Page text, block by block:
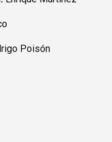
Poisón